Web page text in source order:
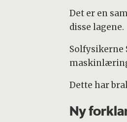
Det er en
disse lagene.
Solfysikerne
Dette har
Ny